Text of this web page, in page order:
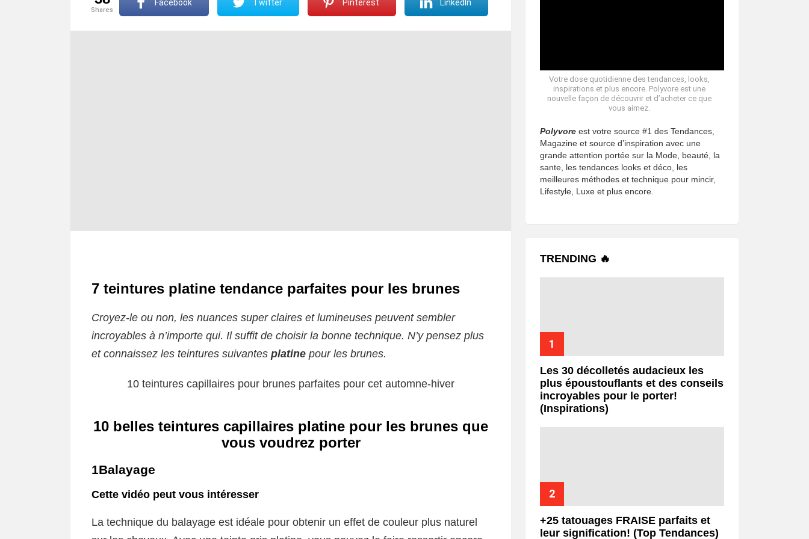
shares
Facebook Twitter Pinterest LinkedIn
7 teintures platine tendance parfaites pour les brunes
Croyez-le ou non, les nuances super claires et lumineuses peuvent sembler
incroyables à n’importe qui. Il suffit de choisir la bonne technique. N’y pensez plus
et connaissez les teintures suivantes platine pour les brunes.
10 teintures capillaires pour brunes parfaites pour cet automne-hiver
10 belles teintures capillaires platine pour les brunes que
vous voudrez porter
1Balayage
Cette vidéo peut vous intéresser
La technique du balayage est idéale pour obtenir un effet de couleur plus naturel
Votre dose quotidienne des tendances, looks,
inspirations et plus encore. Polyvore est une
nouvelle façon de découvrir et d’acheter ce que
vous aimez.
Polyvore est votre source #1 des Tendances,
Magazine et source d’inspiration avec une
grande attention portée sur la Mode, beauté, la
sante, les tendances looks et déco, les
meilleures méthodes et technique pour mincir,
Lifestyle, Luxe et plus encore.
TRENDING 🔥
Les 30 décolletés audacieux les
plus époustouflants et des conseils
incroyables pour le porter!
(Inspirations)
+25 tatouages ​​FRAISE parfaits et
leur signification! (Top Tendances)